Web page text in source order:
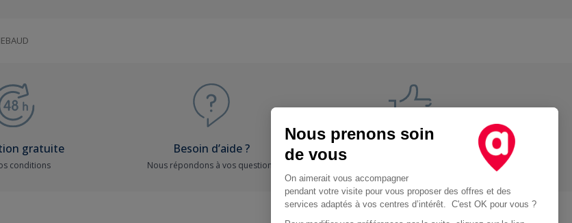
gratuite
conditions
Besoin d’aide ?
Nous répondons à vos questions
Nous prenons soin
de vous
On aimerait vous accompagner
pendant votre visite pour vous proposer des offres et des
services adaptés à vos centres d’intérêt. C'est OK pour vous ?